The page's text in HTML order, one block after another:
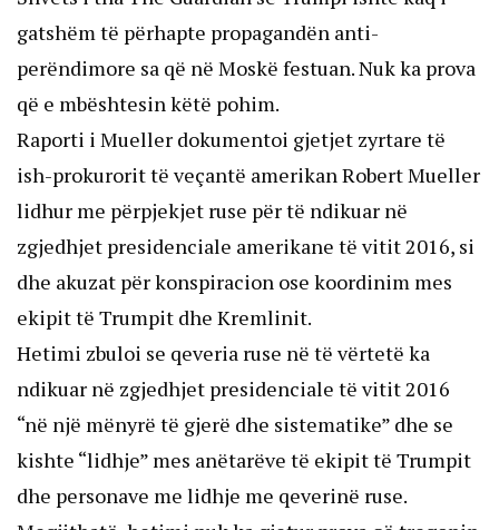
gatshëm të përhapte propagandën anti-
perëndimore sa që në Moskë festuan. Nuk ka prova
që e mbështesin këtë pohim.
Raporti i Mueller dokumentoi gjetjet zyrtare të
ish-prokurorit të veçantë amerikan Robert Mueller
lidhur me përpjekjet ruse për të ndikuar në
zgjedhjet presidenciale amerikane të vitit 2016, si
dhe akuzat për konspiracion ose koordinim mes
ekipit të Trumpit dhe Kremlinit.
Hetimi zbuloi se qeveria ruse në të vërtetë ka
ndikuar në zgjedhjet presidenciale të vitit 2016
“në një mënyrë të gjerë dhe sistematike” dhe se
kishte “lidhje” mes anëtarëve të ekipit të Trumpit
dhe personave me lidhje me qeverinë ruse.